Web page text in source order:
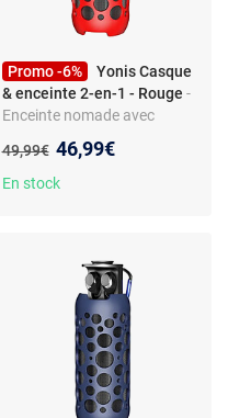
Promo -6%
Yonis Casque
& enceinte 2-en-1 - Rouge -
Enceinte nomade avec
Bluetooth 5.3 - Contrôle
tactile - Effets lumineux RGB
Ancien prix :
49,99€ Nouveau prix :
46,99€
En stock